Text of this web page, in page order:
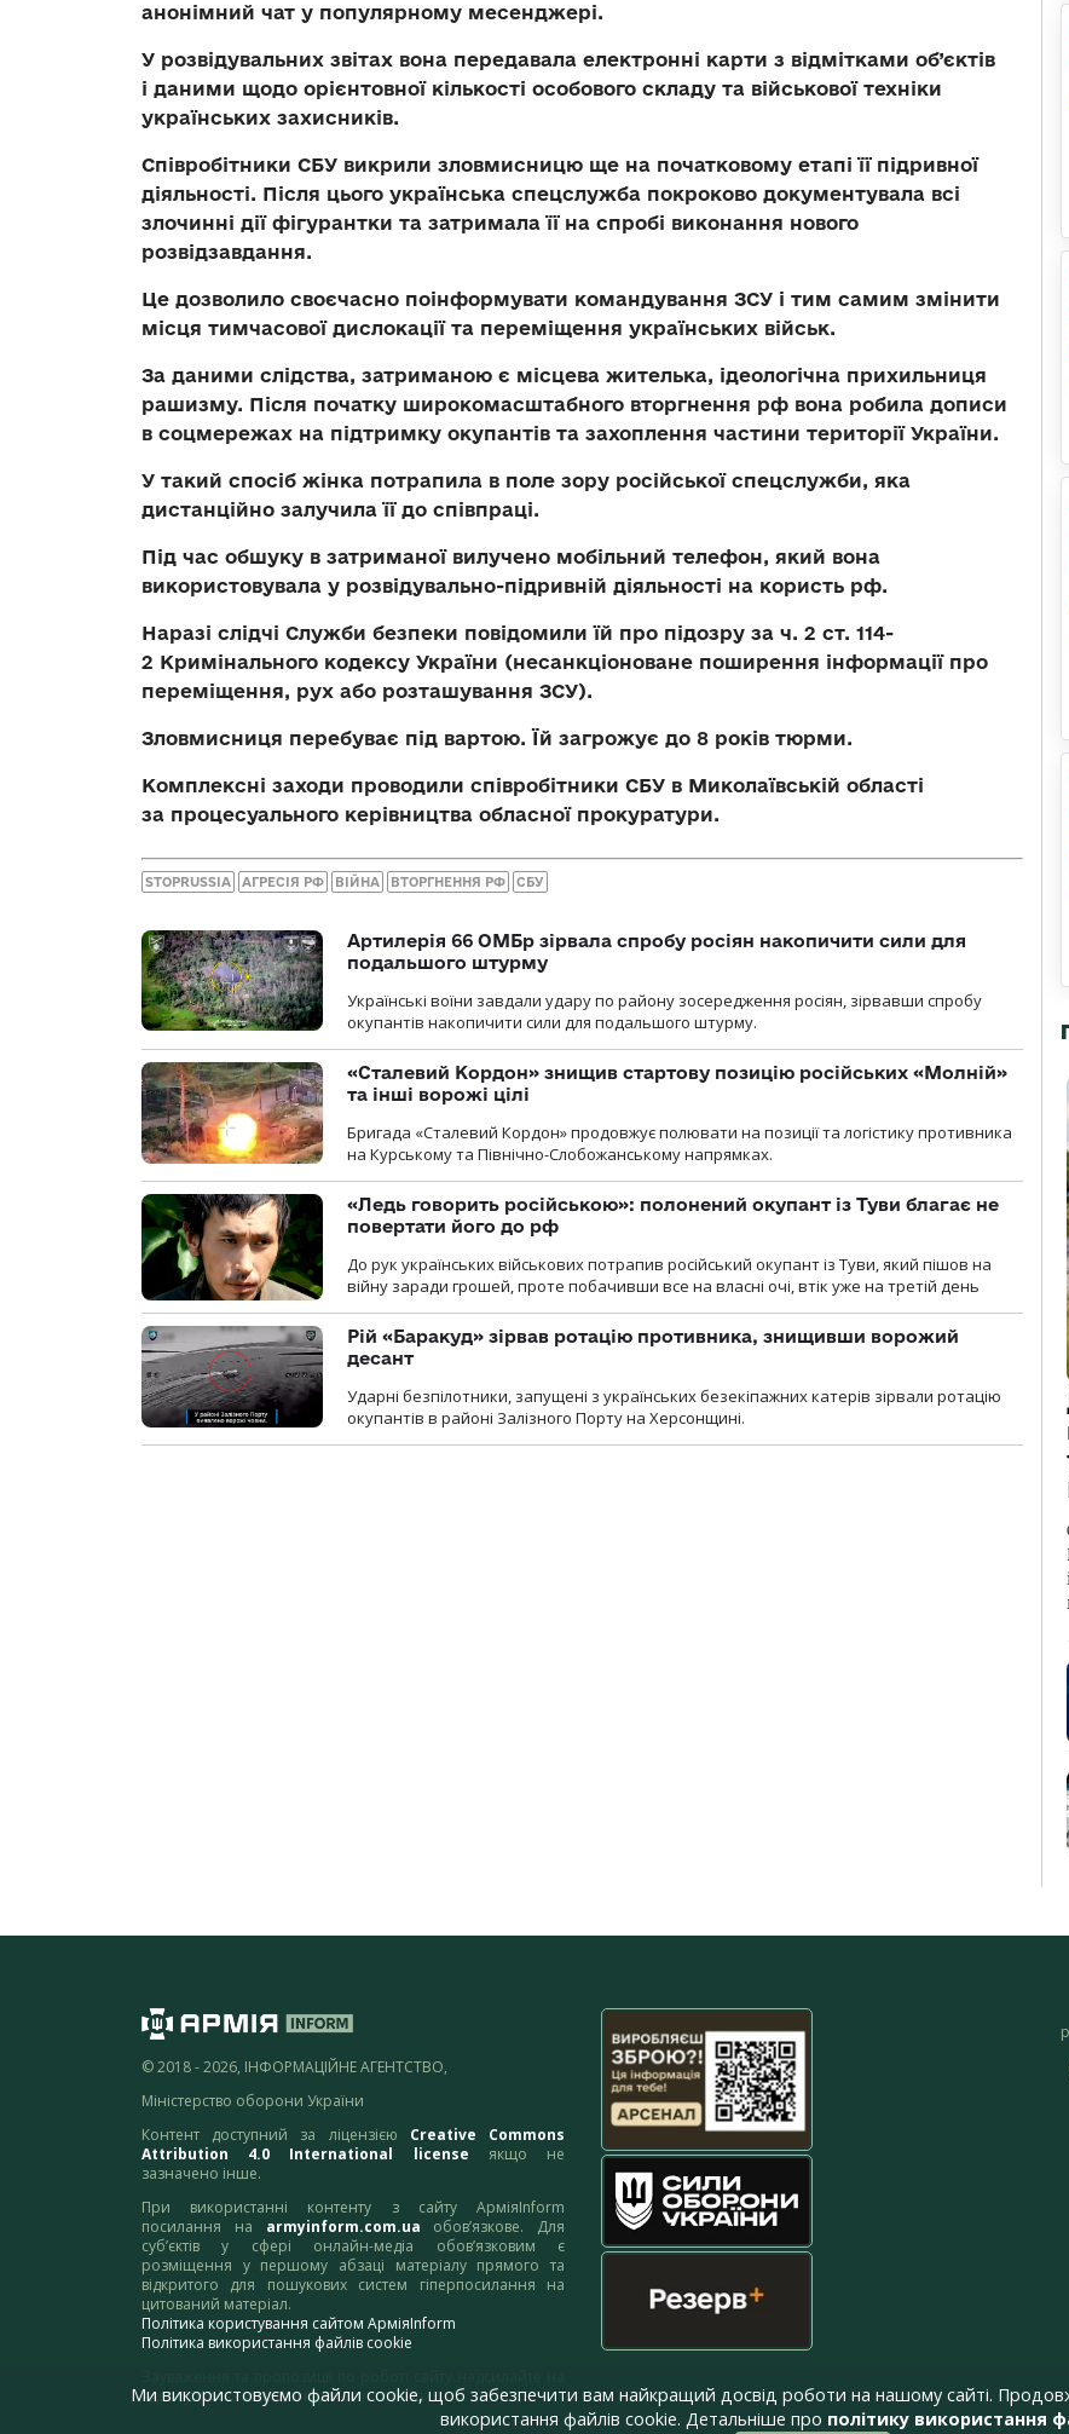
анонімний чат у популярному месенджері.
У розвідувальних звітах вона передавала електронні карти з відмітками об’єктів
і даними щодо орієнтовної кількості особового складу та військової техніки
українських захисників.
Співробітники СБУ викрили зловмисницю ще на початковому етапі її підривної
діяльності. Після цього українська спецслужба покроково документувала всі
злочинні дії фігурантки та затримала її на спробі виконання нового
розвідзавдання.
Це дозволило своєчасно поінформувати командування ЗСУ і тим самим змінити
місця тимчасової дислокації та переміщення українських військ.
За даними слідства, затриманою є місцева жителька, ідеологічна прихильниця
рашизму. Після початку широкомасштабного вторгнення рф вона робила дописи
в соцмережах на підтримку окупантів та захоплення частини території України.
У такий спосіб жінка потрапила в поле зору російської спецслужби, яка
дистанційно залучила її до співпраці.
Під час обшуку в затриманої вилучено мобільний телефон, який вона
використовувала у розвідувально-підривній діяльності на користь рф.
Наразі слідчі Служби безпеки повідомили їй про підозру за ч. 2 ст. 114-
2 Кримінального кодексу України (несанкціоноване поширення інформації про
переміщення, рух або розташування ЗСУ).
Зловмисниця перебуває під вартою. Їй загрожує до 8 років тюрми.
Комплексні заходи проводили співробітники СБУ в Миколаївській області
за процесуального керівництва обласної прокуратури.
STOPRUSSIA АГРЕСІЯ РФ ВІЙНА ВТОРГНЕННЯ РФ СБУ
Артилерія 66 ОМБр зірвала спробу росіян накопичити сили для
подальшого штурму
Українські воїни завдали удару по району зосередження росіян, зірвавши спробу
окупантів накопичити сили для подальшого штурму.
«Сталевий Кордон» знищив стартову позицію російських «Молній»
та інші ворожі цілі
Бригада «Сталевий Кордон» продовжує полювати на позиції та логістику противника
на Курському та Північно-Слобожанському напрямках.
«Ледь говорить російською»: полонений окупант із Туви благає не
повертати його до рф
До рук українських військових потрапив російський окупант із Туви, який пішов на
війну заради грошей, проте побачивши все на власні очі, втік уже на третій день
Рій «Баракуд» зірвав ротацію противника, знищивши ворожий
десант
Ударні безпілотники, запущені з українських безекіпажних катерів зірвали ротацію
окупантів в районі Залізного Порту на Херсонщині.
© 2018 - 2026, ІНФОРМАЦІЙНЕ АГЕНТСТВО,
Міністерство оборони України
Контент доступний за ліцензією Creative Commons
Attribution 4.0 International license якщо не
зазначено інше.
При використанні контенту з сайту АрміяInform
посилання на armyinform.com.ua обов’язкове. Для
суб’єктів у сфері онлайн-медіа обов’язковим є
розміщення у першому абзаці матеріалу прямого та
відкритого для пошукових систем гіперпосилання на
цитований матеріал.
Політика користування сайтом АрміяInform
Політика використання файлів cookie
адресу:webmaster@armyinform.com.ua
Ми використовуємо файли cookie, щоб забезпечити вам найкращий досвід роботи на нашому сайті.
використання файлів cookie. Детальніше про політику використання